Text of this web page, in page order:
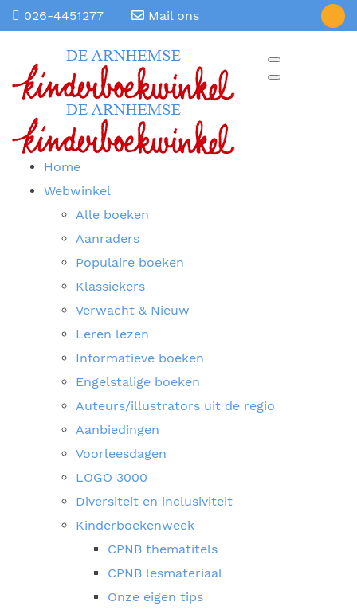
026-4451277 Mail ons
Home
Webwinkel
Alle boeken
Aanraders
Populaire boeken
Klassiekers
Verwacht & Nieuw
Leren lezen
Informatieve boeken
Engelstalige boeken
Auteurs/illustrators uit de regio
Aanbiedingen
Voorleesdagen
LOGO 3000
Diversiteit en inclusiviteit
Kinderboekenweek
CPNB thematitels
CPNB lesmateriaal
Onze eigen tips